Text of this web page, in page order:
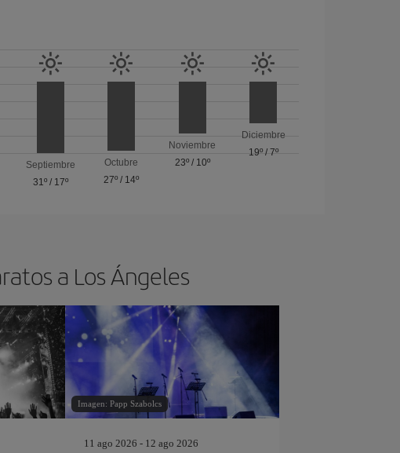
Septiembre
31º/ 17º
Octubre
27º / 14º
Noviembre
23º/ 10º
Diciembre
19º/ 7º
a Los Ángeles
Imagen: Papp Szabolcs
11 ago 2026 - 12 ago 2026